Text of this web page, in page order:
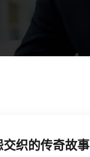
织的传奇故事